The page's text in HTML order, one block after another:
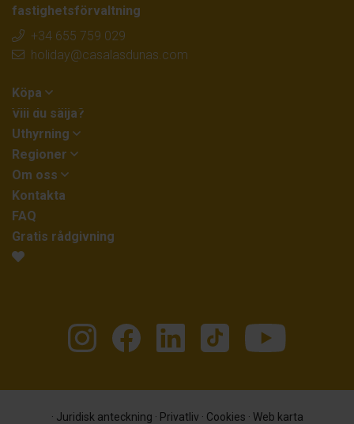
fastighetsförvaltning
+34 655 759 029
holiday@casalasdunas.com
Köpa
Vill du sälja?
Uthyrning
Regioner
Om oss
Kontakta
FAQ
Gratis rådgivning
· Juridisk anteckning · Privatliv · Cookies · Web karta